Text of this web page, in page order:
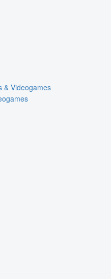
& Videogames